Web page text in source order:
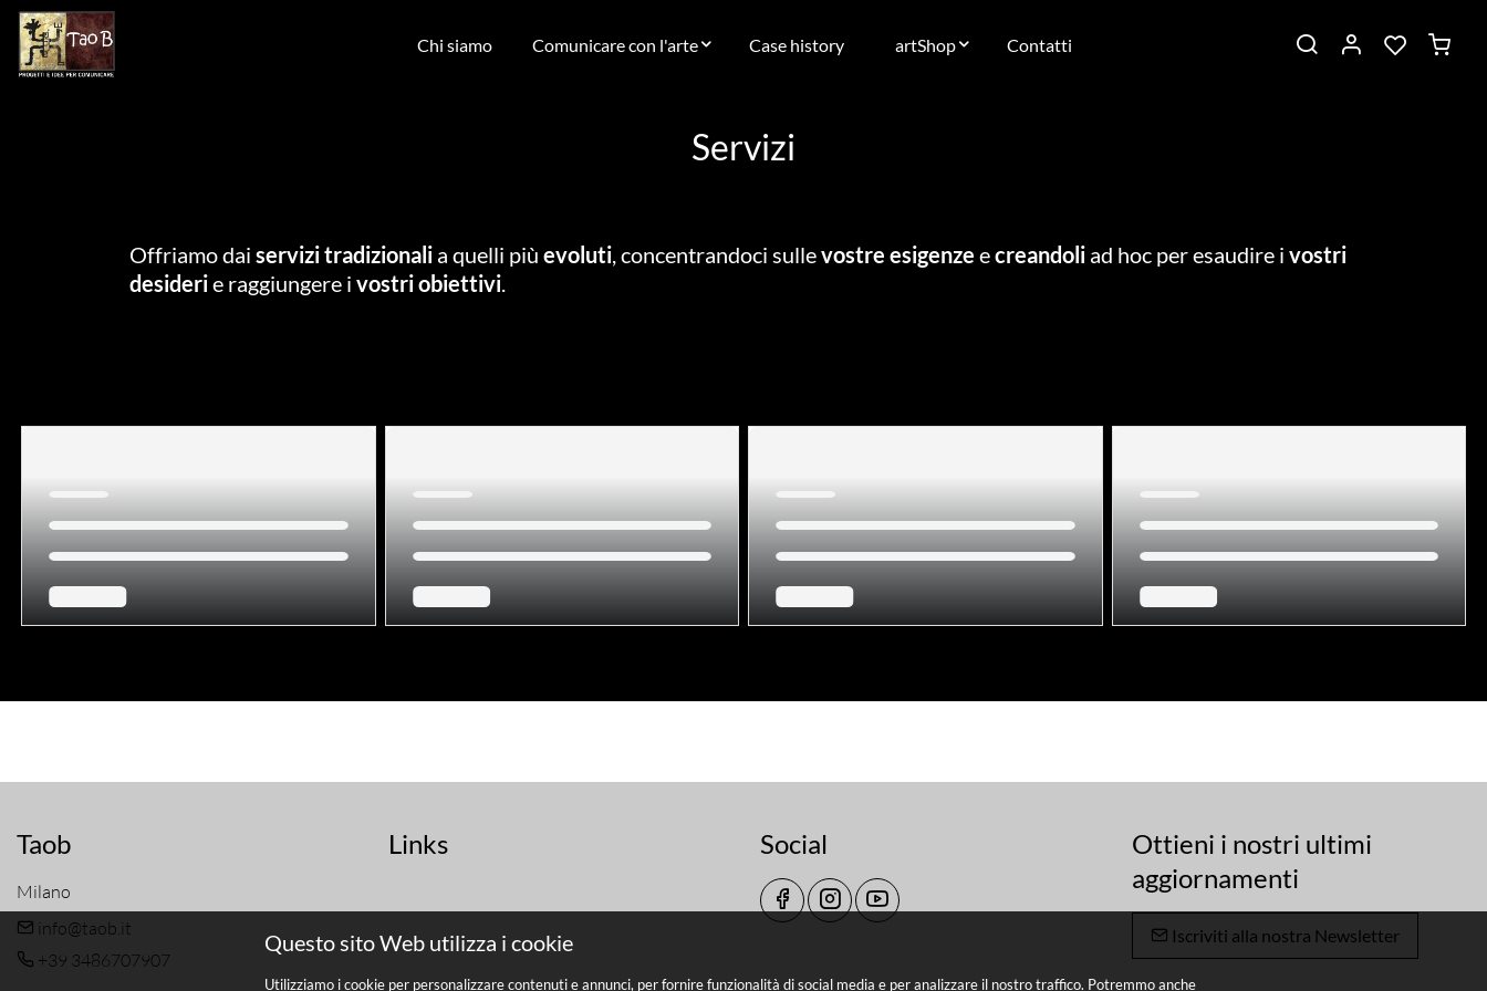
Skip to main content
Chi siamo Comunicare con l'arte Case history artShop Contatti
Servizi
Offriamo dai servizi tradizionali a quelli più evoluti, concentrandoci sullevostre esigenze ecreandoli ad hoc per esaudire i vostri
desiderie raggiungere i vostri obiettivi.
Taob
Milano
info@taob.it
+39 3486707907
Links Social
Ottieni i nostri ultimi
aggiornamenti
Iscriviti alla nostra Newsletter
Questo sito Web utilizza i cookie
Utilizziamo i cookie per personalizzare contenuti e annunci, per fornire funzionalità di social media e per analizzare il nostro traffico. Potremmo anche